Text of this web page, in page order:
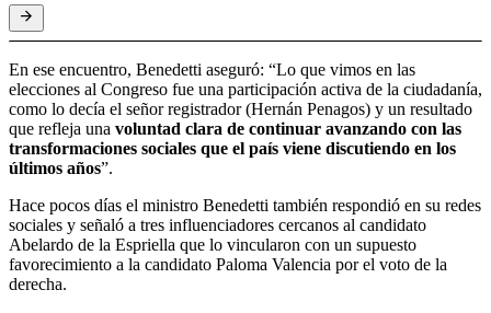
En ese encuentro, Benedetti aseguró: “Lo que vimos en las
elecciones al Congreso fue una participación activa de la ciudadanía,
como lo decía el señor registrador (Hernán Penagos) y un resultado
que refleja una voluntad clara de continuar avanzando con las
transformaciones sociales que el país viene discutiendo en los
últimos años”.
Hace pocos días el ministro Benedetti también respondió en su redes
sociales y señaló a tres influenciadores cercanos al candidato
Abelardo de la Espriella que lo vincularon con un supuesto
favorecimiento a la candidato Paloma Valencia por el voto de la
derecha.